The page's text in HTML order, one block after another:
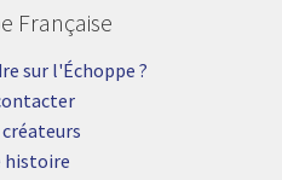
Française
sur l'Échoppe ?
créateurs
histoire